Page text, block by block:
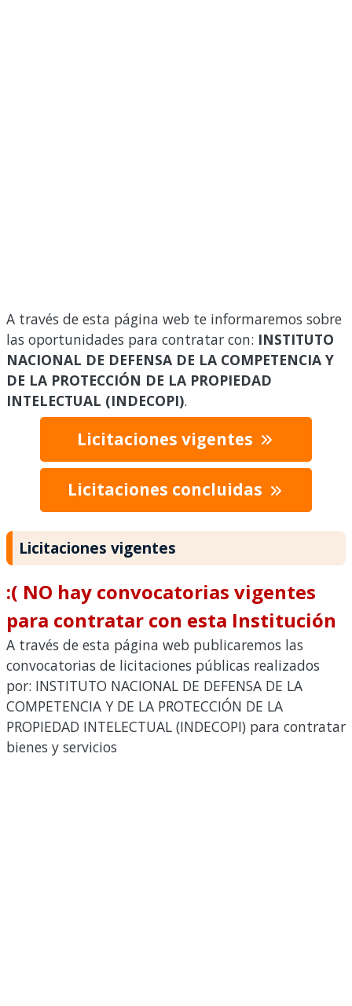
A través de esta página web te informaremos sobre
las oportunidades para contratar con: INSTITUTO
NACIONAL DE DEFENSA DE LA COMPETENCIA Y
DE LA PROTECCIÓN DE LA PROPIEDAD
INTELECTUAL (INDECOPI).
Licitaciones vigentes
Licitaciones concluidas
Licitaciones vigentes
:( NO hay convocatorias vigentes
para contratar con esta Institución
A través de esta página web publicaremos las
convocatorias de licitaciones públicas realizados
por: INSTITUTO NACIONAL DE DEFENSA DE LA
COMPETENCIA Y DE LA PROTECCIÓN DE LA
PROPIEDAD INTELECTUAL (INDECOPI) para contratar
bienes y servicios